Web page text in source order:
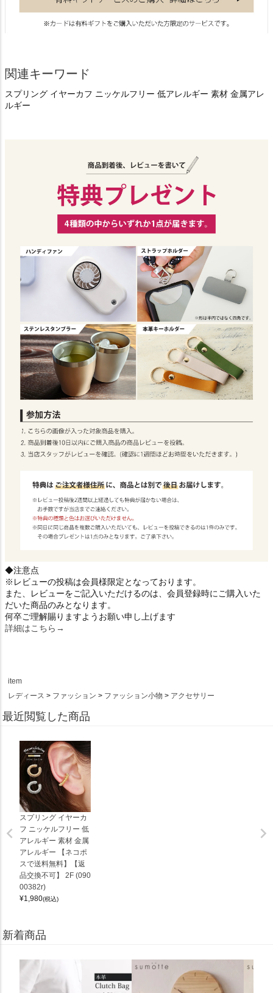
関連キーワード
スプリング イヤーカフ ニッケルフリー 低アレルギー 素材 金属アレ
ルギー
◆注意点
※レビューの投稿は会員様限定となっております。
また、レビューをご記入いただけるのは、会員登録時にご購入いた
だいた商品のみとなります。
何卒ご理解賜りますようお願い申し上げます
詳細はこちら→
item
レディース
ファッション ファッション小物 アクセサリー
最近閲覧した商品
スプリング イヤーカ
フ ニッケルフリー 低
アレルギー 素材 金属
アレルギー 【ネコポ
スで送料無料】【返
品交換不可】 2F (090
00382r)
¥1,980(税込)
新着商品